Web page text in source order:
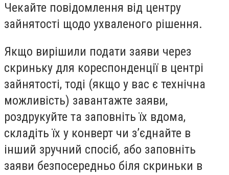
Чекайте повідомлення від центру
зайнятості щодо ухваленого рішення.
Якщо вирішили подати заяви через
скриньку для кореспонденції в центрі
зайнятості, тоді (якщо у вас є технічна
можливість) завантажте заяви,
роздрукуйте та заповніть їх вдома,
складіть їх у конверт чи з’єднайте в
інший зручний спосіб, або заповніть
заяви безпосередньо біля скриньки в